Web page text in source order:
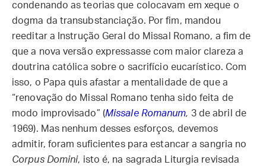
condenando as teorias que colocavam em xeque o
dogma da transubstanciação. Por fim, mandou
reeditar a Instrução Geral do Missal Romano, a fim de
que a nova versão expressasse com maior clareza a
doutrina católica sobre o sacrifício eucarístico. Com
isso, o Papa quis afastar a mentalidade de que a
“renovação do Missal Romano tenha sido feita de
modo improvisado” (Missale Romanum, 3 de abril de
1969). Mas nenhum desses esforços, devemos
admitir, foram suficientes para estancar a sangria no
Corpus Domini, isto é, na sagrada Liturgia revisada